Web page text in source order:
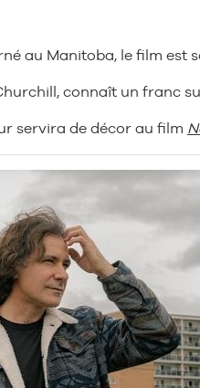
au Manitoba, le film est
connaît un franc
servira de décor au film